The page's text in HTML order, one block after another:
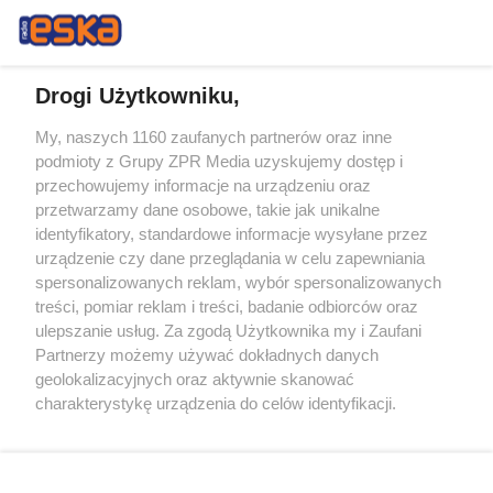
Żaden utwór zamieszczony w serwisie nie może być powielany i
rozpowszechniany lub dalej rozpowszechniany w jakikolwiek sposób (w
tym także elektroniczny lub mechaniczny) na jakimkolwiek polu
eksploatacji w jakiejkolwiek formie, włącznie z umieszczaniem w
Internecie bez pisemnej zgody właściciela praw. Jakiekolwiek użycie lub
wykorzystanie utworów w całości lub w części z naruszeniem prawa,
tzn. bez właściwej zgody, jest zabronione pod groźbą kary i może być
ścigane prawnie.
Drogi Użytkowniku,
My, naszych 1160 zaufanych partnerów oraz inne
podmioty z Grupy ZPR Media uzyskujemy dostęp i
przechowujemy informacje na urządzeniu oraz
przetwarzamy dane osobowe, takie jak unikalne
identyfikatory, standardowe informacje wysyłane przez
urządzenie czy dane przeglądania w celu zapewniania
spersonalizowanych reklam, wybór spersonalizowanych
treści, pomiar reklam i treści, badanie odbiorców oraz
ulepszanie usług. Za zgodą Użytkownika my i Zaufani
Partnerzy możemy używać dokładnych danych
geolokalizacyjnych oraz aktywnie skanować
charakterystykę urządzenia do celów identyfikacji.